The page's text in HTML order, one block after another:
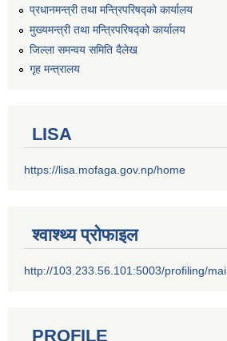
प्रधानमन्त्री तथा मन्त्रिपरिषद्को कार्यालय
मुख्यमन्त्री तथा मन्त्रिपरिषद्को कार्यालय
जिल्ला समन्वय समिति दैलेख
गृह मन्त्रालय
LISA
https://lisa.mofaga.gov.np/home
श्वाश्थ्य प्रोफाइल
http://103.233.56.101:5003/profiling/
PROFILE